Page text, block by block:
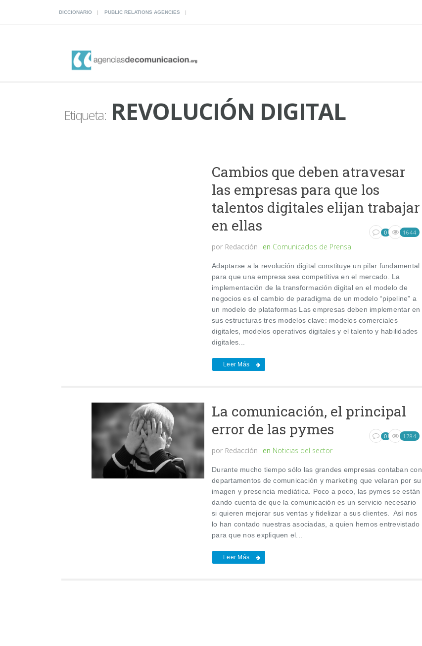
DICCIONARIO PUBLIC RELATIONS AGENCIES
Etiqueta:REVOLUCIÓN DIGITAL
Cambios que deben atravesar
las empresas para que los
talentos digitales elijan trabajar
en ellas
por Redacción en Comunicados de Prensa
0 1644
Adaptarse a la revolución digital constituye un pilar fundamental
para que una empresa sea competitiva en el mercado. La
implementación de la transformación digital en el modelo de
negocios es el cambio de paradigma de un modelo “pipeline” a
un modelo de plataformas Las empresas deben implementar en
sus estructuras tres modelos clave: modelos comerciales
digitales, modelos operativos digitales y el talento y habilidades
digitales...
Leer Más
La comunicación, el principal
error de las pymes
por Redacción en Noticias del sector
0 1784
Durante mucho tiempo sólo las grandes empresas contaban con
departamentos de comunicación y marketing que velaran por su
imagen y presencia mediática. Poco a poco, las pymes se están
dando cuenta de que la comunicación es un servicio necesario
si quieren mejorar sus ventas y fidelizar a sus clientes. Así nos
lo han contado nuestras asociadas, a quien hemos entrevistado
para que nos expliquen el...
Leer Más